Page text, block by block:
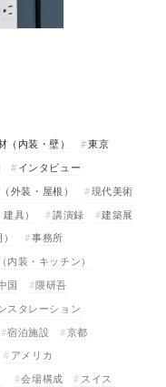
（内装・壁）
東京
インタビュー
外装・屋根）
現代美術
具） 講演録
建築展
事務所
内装・キッチン）
国
隈研吾
スタレーション
宿泊施設
京都
アメリカ
会場構成
スイス